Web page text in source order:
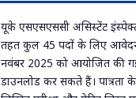
यूके एसएसएससी असिस्टेंट
तहत कुल 45 पदों के लिए आवेदन
नवंबर 2025 को आयोजित की
डाउनलोड कर सकते हैं। पात्रता के